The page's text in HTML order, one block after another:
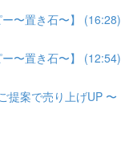
〜置き石〜】 (16:28)
〜置き石〜】 (12:54)
提案で売り上げUP 〜